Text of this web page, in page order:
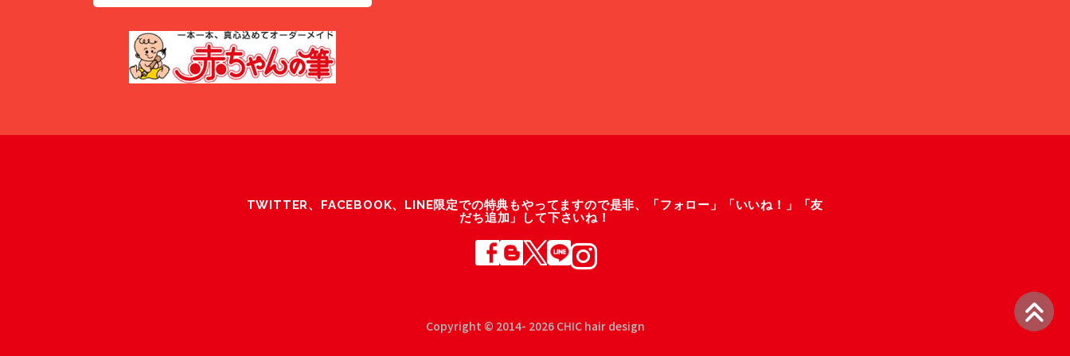
TWITTER、FACEBOOK、LINE限定での特典もやってますので是非、「フォロー」「いいね！」「友
だち追加」して下さいね！
Copyright © 2014- 2026 CHIC hair design